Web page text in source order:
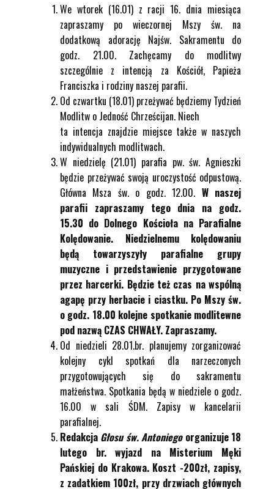
We wtorek (16.01) z racji 16. dnia miesiąca
zapraszamy po wieczornej Mszy św. na
dodatkową adorację Najśw. Sakramentu do
godz. 21.00. Zachęcamy do modlitwy
szczególnie z intencją za Kościół, Papieża
Franciszka i rodziny naszej parafii.
Od czwartku (18.01) przeżywać będziemy Tydzień
Modlitw o Jedność Chrześcijan. Niech
ta intencja znajdzie miejsce także w naszych
indywidualnych modlitwach.
W niedzielę (21.01) parafia pw. św. Agnieszki
będzie przeżywać swoją uroczystość odpustową.
Główna Msza św. o godz. 12.00. W naszej
parafii zapraszamy tego dnia na godz.
15.30 do Dolnego Kościoła na Parafialne
Kolędowanie. Niedzielnemu kolędowaniu
będą towarzyszyły parafialne grupy
muzyczne i przedstawienie przygotowane
przez harcerki. Będzie też czas na wspólną
agapę przy herbacie i ciastku. Po Mszy św.
o godz. 18.00 kolejne spotkanie modlitewne
pod nazwą CZAS CHWAŁY. Zapraszamy.
Od niedzieli 28.01.br. planujemy zorganizować
kolejny cykl spotkań dla narzeczonych
przygotowujących się do sakramentu
małżeństwa. Spotkania będą w niedziele o godz.
16.00 w sali ŚDM. Zapisy w kancelarii
parafialnej.
Redakcja Głosu św. Antoniego organizuje 18
lutego br. wyjazd na Misterium Męki
Pańskiej do Krakowa. Koszt -200zł, zapisy,
z zadatkiem 100zł, przy drzwiach głównych